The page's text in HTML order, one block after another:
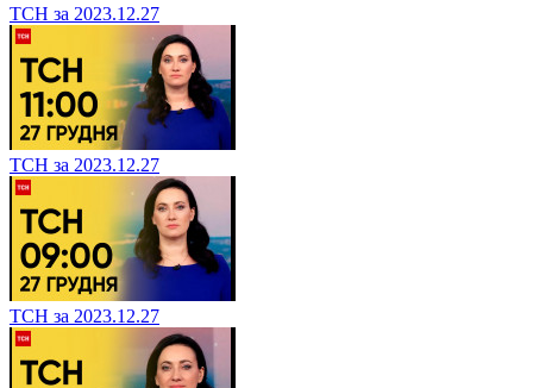
ТСН за 2023.12.27
ТСН за 2023.12.27
ТСН за 2023.12.27